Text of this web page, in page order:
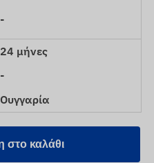
-
24 μήνες
-
Ουγγαρία
στο καλάθι